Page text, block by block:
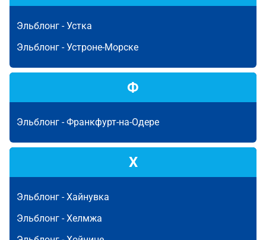
Эльблонг -Устка
Эльблонг -Устроне-Морске
Ф
Эльблонг -Франкфурт-на-Одере
Х
Эльблонг -Хайнувка
Эльблонг -Хелмжа